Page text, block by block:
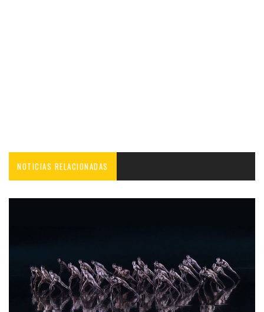
NOTICIAS RELACIONADAS